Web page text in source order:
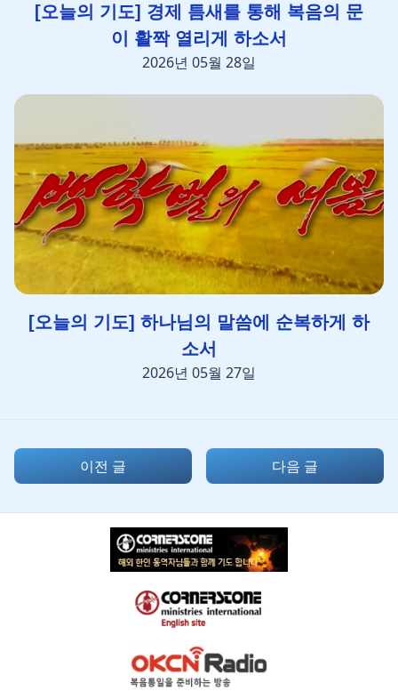
[오늘의 기도] 경제 틈새를 통해 복음의 문
이 활짝 열리게 하소서
2026년 05월 28일
[오늘의 기도] 하나님의 말씀에 순복하게 하
소서
2026년 05월 27일
이전 글 다음 글